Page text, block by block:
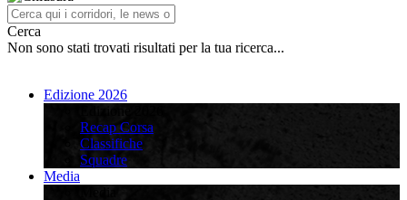
Cerca
Non sono stati trovati risultati per la tua ricerca...
Edizione 2026
Recap Corsa
Classifiche
Squadre
Media